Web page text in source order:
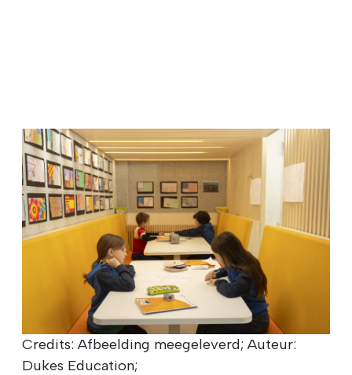
Credits: Afbeelding meegeleverd; Auteur:
Dukes Education;